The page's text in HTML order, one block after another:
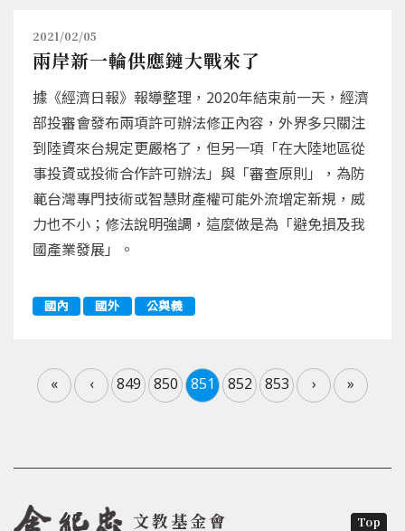
2021/02/05
兩岸新一輪供應鏈大戰來了
據《經濟日報》報導整理，2020年結束前一天，經濟
部投審會發布兩項許可辦法修正內容，外界多只關注
到陸資來台規定更嚴格了，但另一項「在大陸地區從
事投資或投術合作許可辦法」與「審查原則」，為防
範台灣專門技術或智慧財產權可能外流增定新規，威
力也不小；修法說明強調，這麼做是為「避免損及我
國產業發展」。
國內 國外 公與義
« ‹ 849 850 851 852 853 › »
文教基金會 Top